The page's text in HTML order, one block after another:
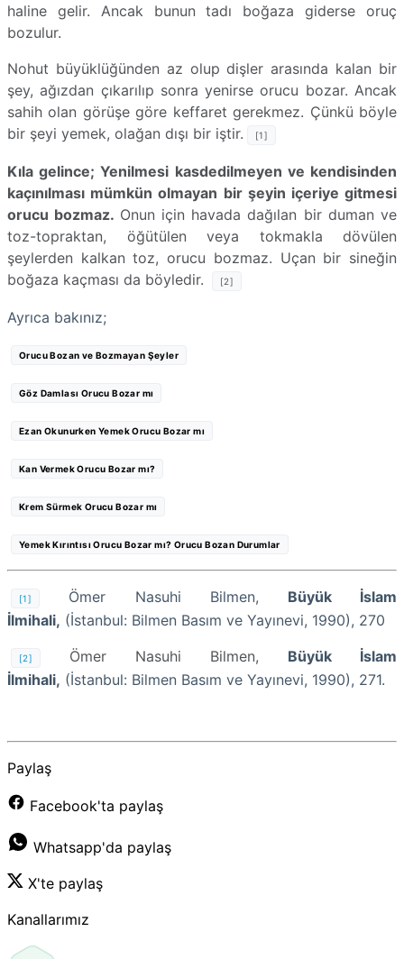
haline gelir. Ancak bunun tadı boğaza giderse oruç
bozulur.
Nohut büyüklüğünden az olup dişler arasında kalan bir
şey, ağızdan çıkarılıp sonra yenirse orucu bozar. Ancak
sahih olan görüşe göre keffaret gerekmez. Çünkü böyle
bir şeyi yemek, olağan dışı bir iştir.
[1]
Kıla gelince; Yenilmesi kasdedilmeyen ve kendisinden
kaçınılması mümkün olmayan bir şeyin içeriye gitmesi
orucu bozmaz. Onun için havada dağılan bir duman ve
toz-topraktan, öğütülen veya tokmakla dövülen
şeylerden kalkan toz, orucu bozmaz. Uçan bir sineğin
boğaza kaçması da böyledir.
[2]
Ayrıca bakınız;
Orucu Bozan ve Bozmayan Şeyler
Göz Damlası Orucu Bozar mı
Ezan Okunurken Yemek Orucu Bozar mı
Kan Vermek Orucu Bozar mı?
Krem Sürmek Orucu Bozar mı
Yemek Kırıntısı Orucu Bozar mı? Orucu Bozan Durumlar
[1] Ömer Nasuhi Bilmen, Büyük İslam
İlmihali, (İstanbul: Bilmen Basım ve Yayınevi, 1990), 270
[2] Ömer Nasuhi Bilmen, Büyük İslam
İlmihali, (İstanbul: Bilmen Basım ve Yayınevi, 1990), 271.
Paylaş
Facebook'ta paylaş
Whatsapp'da paylaş
X'te paylaş
Kanallarımız